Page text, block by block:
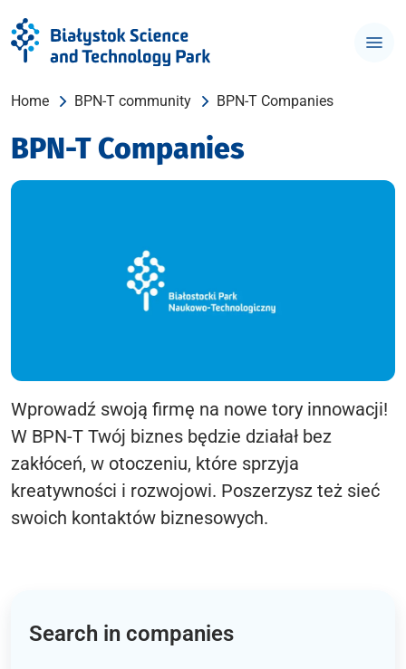
Home BPN-T community BPN-T Companies
BPN-T Companies
Wprowadź swoją firmę na nowe tory innowacji!
W BPN-T Twój biznes będzie działał bez
zakłóceń, w otoczeniu, które sprzyja
kreatywności i rozwojowi. Poszerzysz też sieć
swoich kontaktów biznesowych.
Search in companies